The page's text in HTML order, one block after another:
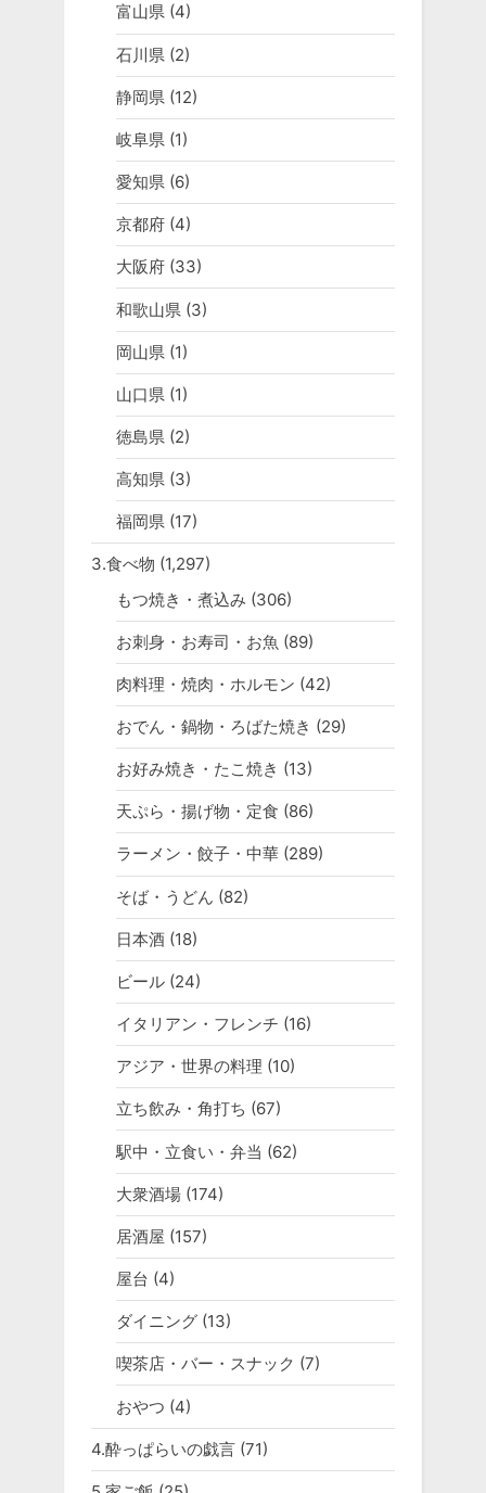
富山県(4)
石川県 (2)
静岡県 (12)
岐阜県(1)
愛知県(6)
京都府(4)
大阪府(33)
和歌山県 (3)
岡山県 (1)
山口県(1)
徳島県(2)
高知県(3)
福岡県(17)
3.食べ物 (1,297)
もつ焼き・煮込み (306)
お刺身・お寿司・お魚 (89)
肉料理・焼肉・ホルモン (42)
おでん・鍋物・ろばた焼き (29)
お好み焼き・たこ焼き (13)
天ぷら・揚げ物・定食 (86)
ラーメン・餃子・中華(289)
そば・うどん (82)
日本酒(18)
ビール(24)
イタリアン・フレンチ (16)
アジア・世界の料理 (10)
立ち飲み・角打ち (67)
駅中・立食い・弁当 (62)
大衆酒場(174)
居酒屋 (157)
屋台 (4)
ダイニング(13)
喫茶店・バー・スナック (7)
おやつ (4)
4.酔っぱらいの戯言 (71)